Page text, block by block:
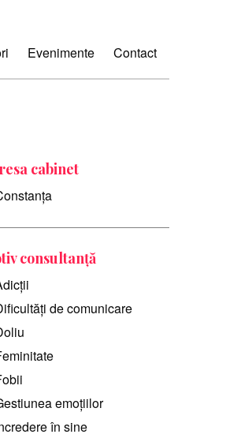
Evenimente Contact
cabinet
consultanță
de comunicare
emoțiilor
în sine